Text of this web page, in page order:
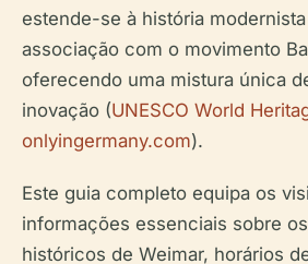
estende-se à história
associação com o movimento
oferecendo uma mistura única
inovação (UNESCO World
onlyingermany.com).
Este guia completo equipa os
informações essenciais sobre
históricos de Weimar, horários